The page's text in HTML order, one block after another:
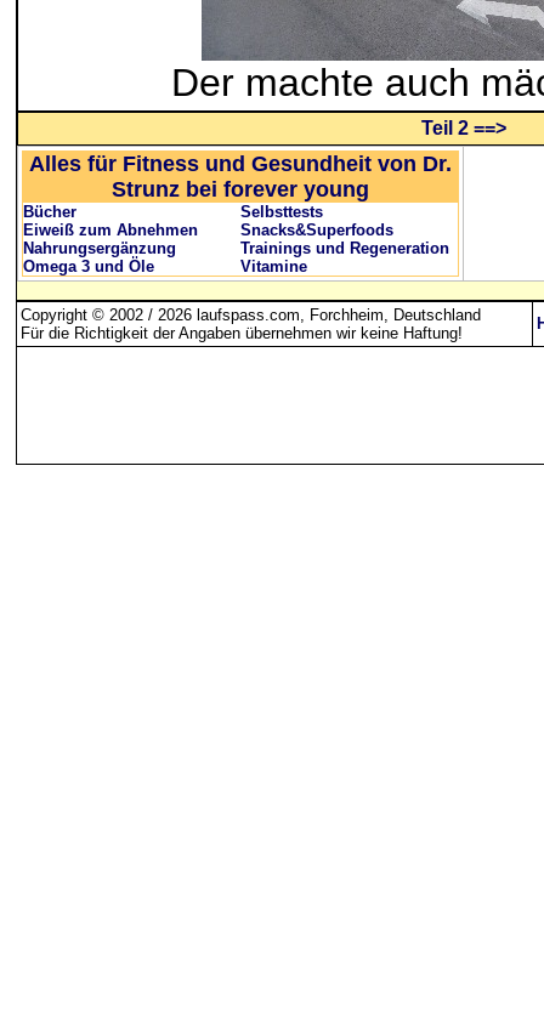
Der machte auch
Teil 2 ==>
Alles für Fitness und Gesundheit von Dr.
Strunz bei forever young
Bücher
Eiweiß zum Abnehmen
Nahrungsergänzung
Omega 3 und Öle
Selbsttests
Snacks&Superfoods
Trainings und Regeneration
Vitamine
Copyright © 2002 / 2026 laufspass.com, Forchheim, Deutschland
Für die Richtigkeit der Angaben übernehmen wir keine Haftung!